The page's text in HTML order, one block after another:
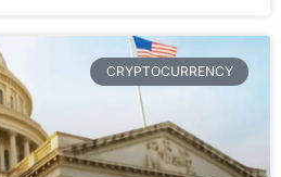
CRYPTOCURRENCY